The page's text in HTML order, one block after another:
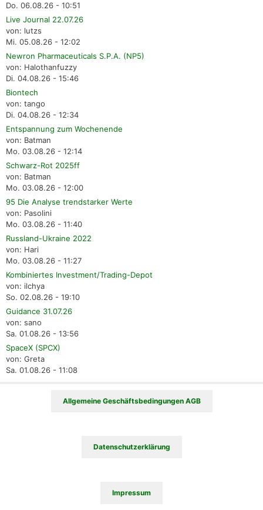
Do. 06.08.26 - 10:51
Live Journal 22.07.26
von: lutzs
Mi. 05.08.26 - 12:02
Newron Pharmaceuticals S.P.A. (NP5)
von: Halothanfuzzy
Di. 04.08.26 - 15:46
Biontech
von: tango
Di. 04.08.26 - 12:34
Entspannung zum Wochenende
von: Batman
Mo. 03.08.26 - 12:14
Schwarz-Rot 2025ff
von: Batman
Mo. 03.08.26 - 12:00
95 Die Analyse trendstarker Werte
von: Pasolini
Mo. 03.08.26 - 11:40
Russland-Ukraine 2022
von: Hari
Mo. 03.08.26 - 11:27
Kombiniertes Investment/Trading-Depot
von: ilchya
So. 02.08.26 - 19:10
Guidance 31.07.26
von: sano
Sa. 01.08.26 - 13:56
SpaceX (SPCX)
von: Greta
Sa. 01.08.26 - 11:08
Allgemeine Geschäftsbedingungen AGB
Datenschutzerklärung
Impressum